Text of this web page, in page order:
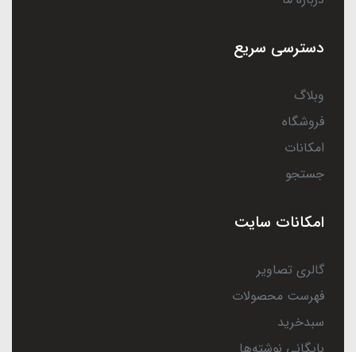
دسترسی سریع
وبلاگ
فروشگاه
امکانات
جستجو
امکانات سایت
گالری تصاویر
فهرست محصولات
سبدخرید